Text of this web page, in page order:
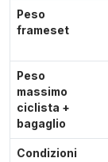
Peso
frameset
Peso
massimo
ciclista +
bagaglio
Condizioni